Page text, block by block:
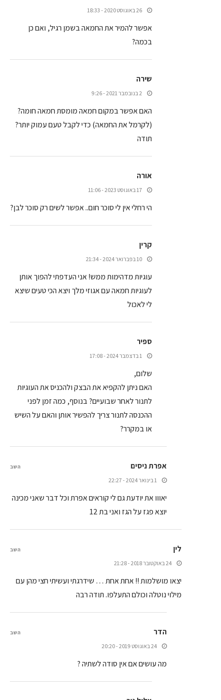
26 באוגוסט 2020 - 18:33
אפשר להמיר את החמאה בשמן רגיל, ואם כן
בכמה?
שירה
2 בנובמבר 2021 - 9:26
האם אפשר במקום חמאה מומסת חמאה חומה?
(לקרמל את החמאה) כדי לקבל טעם עמוק יותר?
תודה
אורה
17 באוגוסט 2023 - 11:06
הי רחלי אין לי סוכר חום.. אפשר לשים רק סוכר לבן?
קרין
10 בפברואר 2024 - 21:34
עוגיות מדהימות ממש! אני העדפתי להפוך אותן
לעוגיות חמאה עם אגוזי מלך ויצא הכי טעים שיצא
לי לאכול
ספיר
1 בדצמבר 2024 - 17:08
שלום,
האם ניתן להקפיא את הבצק ולהכניס את העוגיות
לתנור לאחר שבועיים? בנוסף, כמה זמן לפני
ההכנסה לתנור צריך להפשיר אותן והאם על השיש
או במקרר?
אפרת ניסים
1 בינואר 2024 - 22:27
יאווו את יודעת גם לי קוראים אפרת וכל דבר שאני מכינה
יוצא פגז על הגז ואני בת 12
השב
לין
24 באוקטובר 2018 - 21:28
יצאו מושלמות !! אחת אחת … שידרגתי ועשיתי חצי מהן עם
מילוי נוטלה וכולם התעלפו. תודה רבה
השב
הדר
24 באוגוסט 2019 - 20:20
מה עושים אם אין סודה לשתיה ?
השב